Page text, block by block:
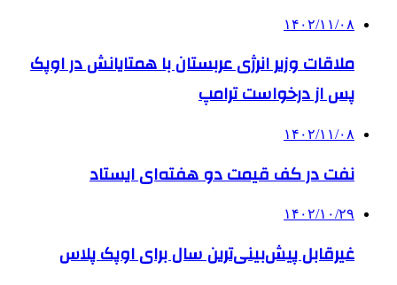
۱۴۰۲/۱۱/۰۸
ملاقات وزیر انرژی عربستان با همتایانش در اوپک
پس از درخواست ترامپ
۱۴۰۲/۱۱/۰۸
نفت در کف قیمت دو هفته‌ای ایستاد
۱۴۰۲/۱۰/۲۹
غیرقابل پیش‌بینی‌ترین سال برای اوپک پلاس